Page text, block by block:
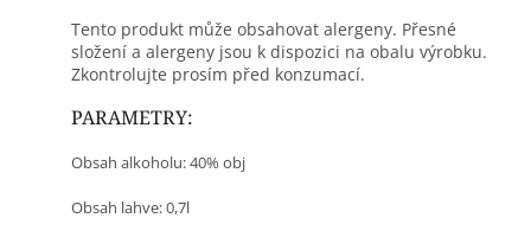
Tento produkt může obsahovat alergeny. Přesné
složení a alergeny jsou k dispozici na obalu výrobku.
Zkontrolujte prosím před konzumací.
PARAMETRY:
Obsah alkoholu: 40% obj
Obsah lahve: 0,7l